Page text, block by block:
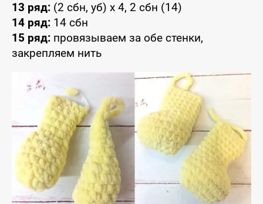
13 ряд: (2 сбн, уб) x 4, 2 сбн (14)
14 ряд: 14 сбн
15 ряд: провязываем за обе стенки,
закрепляем нить